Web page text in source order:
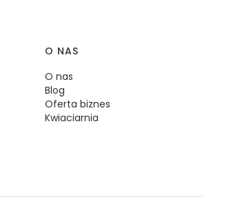
O NAS
O nas
Blog
Oferta biznes
Kwiaciarnia